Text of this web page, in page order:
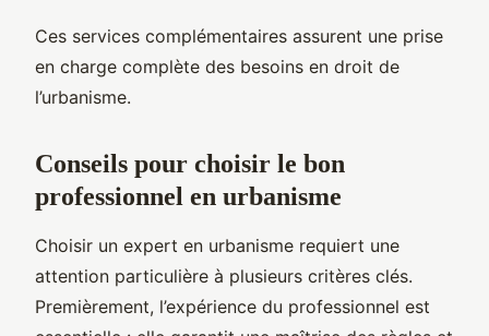
Ces services complémentaires assurent une prise
en charge complète des besoins en droit de
l’urbanisme.
Conseils pour choisir le bon
professionnel en urbanisme
Choisir un expert en urbanisme requiert une
attention particulière à plusieurs critères clés.
Premièrement, l’expérience du professionnel est